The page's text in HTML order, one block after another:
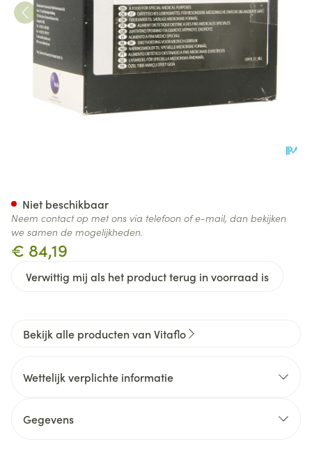
€ 84,19
Verwittig mij als het product terug in voorraad is
Niet beschikbaar
Neem contact op met ons via telefoon of e-mail, dan bekijken
we samen de mogelijkheden.
Bekijk alle producten van Vitaflo
Wettelijk verplichte informatie
Gegevens